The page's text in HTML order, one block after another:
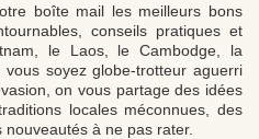
boîte mail les meilleurs bons
conseils pratiques et
le Laos, le Cambodge, la
soyez globe-trotteur aguerri
on vous partage des idées
locales méconnues, des
à ne pas rater.